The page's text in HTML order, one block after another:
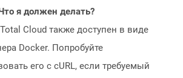
я должен делать?
Cloud также доступен в виде
Docker. Попробуйте
его с cURL, если требуемый